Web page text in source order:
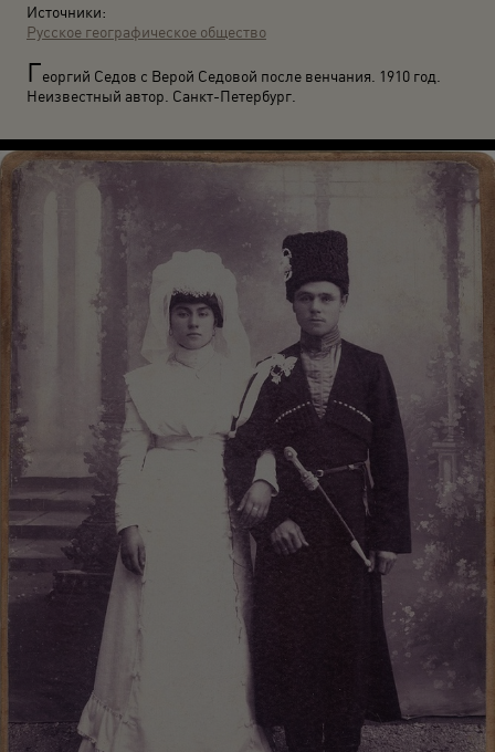
Источники:
Русское географическое общество
Георгий Седов с Верой Седовой после венчания. 1910 год.
Неизвестный автор. Санкт-Петербург.